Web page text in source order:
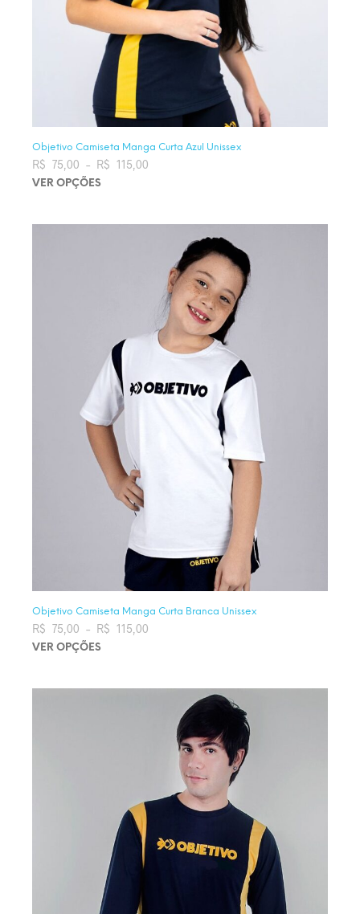
Objetivo Camiseta Manga Curta Azul Unissex
R$ 75,00 – R$ 115,00Faixa de preço: R$ 75,00 através
R$ 115,00
VER OPÇÕES
Objetivo Camiseta Manga Curta Branca Unissex
R$ 75,00 – R$ 115,00Faixa de preço: R$ 75,00 através
R$ 115,00
VER OPÇÕES